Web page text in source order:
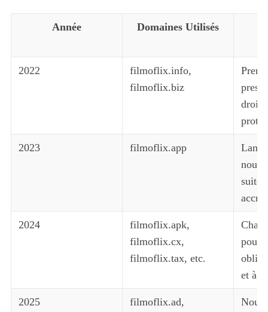
Année Domaines Utilisés
2022
filmoflix.info,
filmoflix.biz
droit
2023 filmoflix.app
suite
2024
filmoflix.apk,
filmoflix.cx,
filmoflix.tax, etc.
pour
et à
2025
filmoflix.ad,